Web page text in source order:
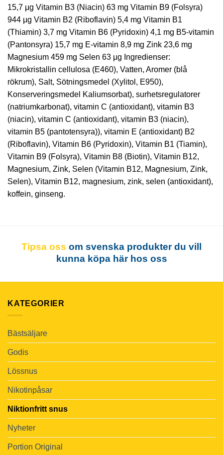
15,7 μg Vitamin B3 (Niacin) 63 mg Vitamin B9 (Folsyra)
944 μg Vitamin B2 (Riboflavin) 5,4 mg Vitamin B1
(Thiamin) 3,7 mg Vitamin B6 (Pyridoxin) 4,1 mg B5-vitamin
(Pantonsyra) 15,7 mg E-vitamin 8,9 mg Zink 23,6 mg
Magnesium 459 mg Selen 63 μg Ingredienser:
Mikrokristallin cellulosa (E460), Vatten, Aromer (blå
rökrum), Salt, Sötningsmedel (Xylitol, E950),
Konserveringsmedel Kaliumsorbat), surhetsregulatorer
(natriumkarbonat), vitamin C (antioxidant), vitamin B3
(niacin), vitamin C (antioxidant), vitamin B3 (niacin),
vitamin B5 (pantotensyra)), vitamin E (antioxidant) B2
(Riboflavin), Vitamin B6 (Pyridoxin), Vitamin B1 (Tiamin),
Vitamin B9 (Folsyra), Vitamin B8 (Biotin), Vitamin B12,
Magnesium, Zink, Selen (Vitamin B12, Magnesium, Zink,
Selen), Vitamin B12, magnesium, zink, selen (antioxidant),
koffein, ginseng.
Tipsa oss om svenska produkter du vill
kunna köpa här hos oss
KATEGORIER
Bästsäljare
Godis
Lössnus
Nikotinpåsar
Niktionfritt snus
Nyheter
Portion Original